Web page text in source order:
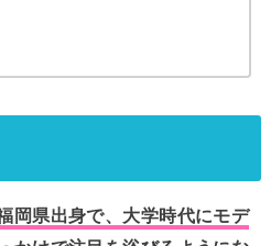
岡県出身で、大学時代にモデ